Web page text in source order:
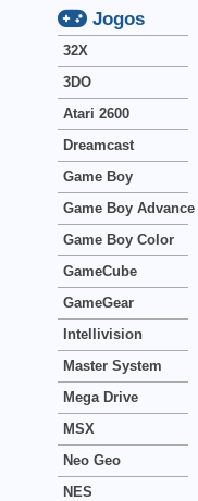
Jogos
32X
3DO
Atari 2600
Dreamcast
Game Boy
Game Boy Advance
Game Boy Color
GameCube
GameGear
Intellivision
Master System
Mega Drive
MSX
Neo Geo
NES